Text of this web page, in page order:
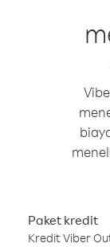
Paket kredit
Kredit Viber